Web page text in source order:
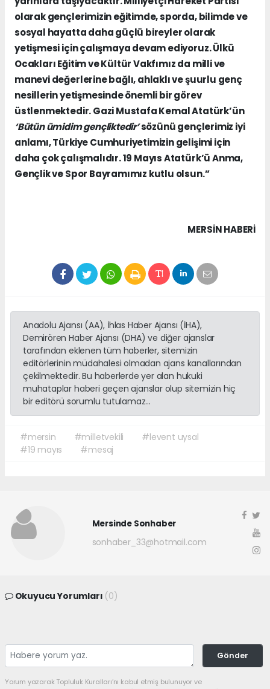
olarak gençlerimizin eğitimde, sporda, bilimde ve
sosyal hayatta daha güçlü bireyler olarak
yetişmesi için çalışmaya devam ediyoruz. Ülkü
Ocakları Eğitim ve Kültür Vakfımız da milli ve
manevi değerlerine bağlı, ahlaklı ve şuurlu genç
nesillerin yetişmesinde önemli bir görev
üstlenmektedir. Gazi Mustafa Kemal Atatürk’ün
‘Bütün ümidim gençliktedir’sözünü gençlerimiz iyi
anlamı, Türkiye Cumhuriyetimizin gelişimi için
daha çok çalışmalıdır. 19 Mayıs Atatürk’ü Anma,
Gençlik ve Spor Bayramımız kutlu olsun.”
MERSIN HABERİ
Anadolu Ajansı (AA), İhlas Haber Ajansı (İHA),
Demirören Haber Ajansı (DHA) ve diğer ajanslar
tarafından eklenen tüm haberler, sitemizin
editörlerinin müdahalesi olmadan ajans kanallarından
çekilmektedir. Bu haberlerde yer alan hukuki
muhataplar haberi geçen ajanslar olup sitemizin hiç
bir editörü sorumlu tutulamaz...
#mersin #milletvekili
#levent uysal
#19 mayıs
#mesaj
Mersinde Sonhaber
sonhaber_33@hotmail.com
Okuyucu Yorumları (0)
Gönder
Yorum yazarak Topluluk Kuralları’nı kabul etmiş bulunuyor ve